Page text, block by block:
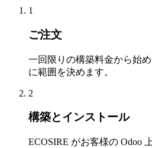
1
ご注文
一回限りの構築料金から始
に範囲を決めます。
2
構築とインストール
ECOSIRE がお客様の Odoo